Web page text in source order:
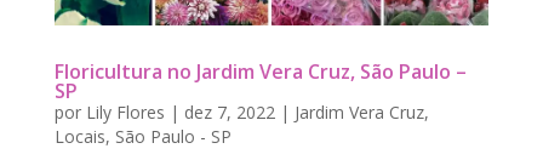
Floricultura no Jardim Vera Cruz, São Paulo –
SP
por Lily Flores | dez 7, 2022| Jardim Vera Cruz,
Locais, São Paulo - SP